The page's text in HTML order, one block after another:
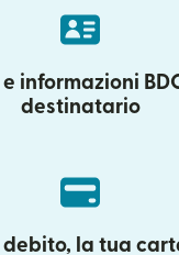
informazioni
destinatario
debito, la tua